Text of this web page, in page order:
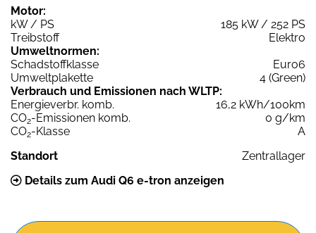
Motor:
kW / PS
185 kW / 252 PS
Treibstoff
Elektro
Umweltnormen:
Schadstoffklasse
Euro6
Umweltplakette
4 (Green)
Verbrauch und Emissionen nach WLTP:
Energieverbr. komb.
16,2 kWh/100km
CO2-Emissionen komb.
0 g/km
CO2-Klasse
A
Standort
Zentrallager
Details zum Audi Q6 e-tron anzeigen